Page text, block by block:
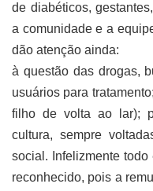
de diabéticos,
a comunidade e a
dão atenção ainda:
à questão das drogas,
usuários para
filho de volta ao lar);
cultura, sempre
social. Infelizmente
reconhecido, pois a